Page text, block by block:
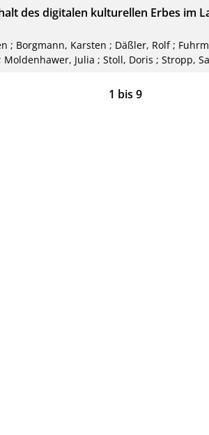
des digitalen kulturellen Erbes im
; Borgmann, Karsten ; Däßler, Rolf;
Moldenhawer, Julia ; Stoll, Doris ; Stropp,
1 bis 9